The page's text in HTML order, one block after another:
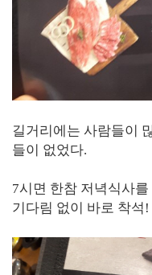
길거리에는 사람들이
들이 없었다.
7시면 한참 저녁식사
기다림 없이 바로 착석!